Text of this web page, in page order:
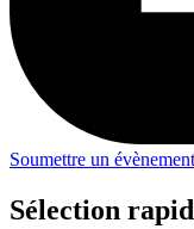
Soumettre un évènement
Sélection